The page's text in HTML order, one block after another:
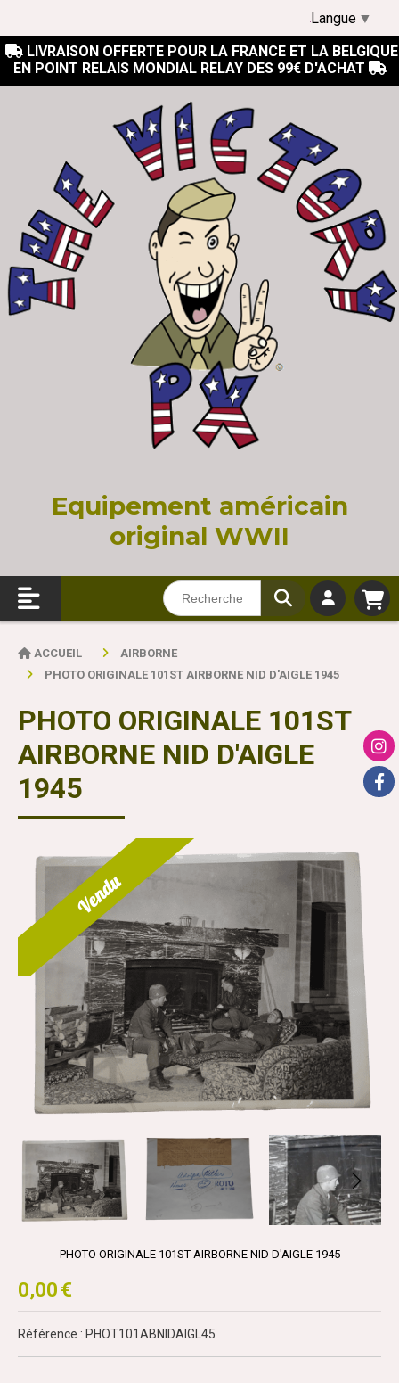
 LIVRAISON OFFERTE POUR LA FRANCE ET LA BELGIQUE
EN POINT RELAIS MONDIAL RELAY DES 99€ D'ACHAT 
Equipement américain
original WWII
ACCUEIL
AIRBORNE
PHOTO ORIGINALE 101ST AIRBORNE NID D'AIGLE 1945
PHOTO ORIGINALE 101ST
AIRBORNE NID D'AIGLE
1945
Vendu
PHOTO ORIGINALE 101ST AIRBORNE NID D'AIGLE 1945
0,00 €
Référence : PHOT101ABNIDAIGL45
Langue ▼